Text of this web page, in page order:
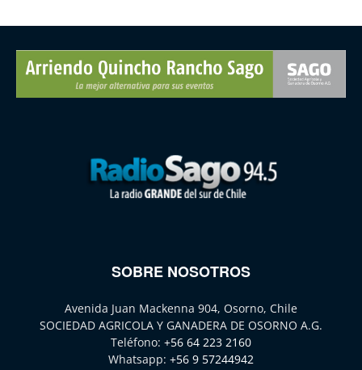
SOBRE NOSOTROS
Avenida Juan Mackenna 904, Osorno, Chile
SOCIEDAD AGRICOLA Y GANADERA DE OSORNO A.G.
Teléfono: +56 64 223 2160
Whatsapp: +56 9 57244942